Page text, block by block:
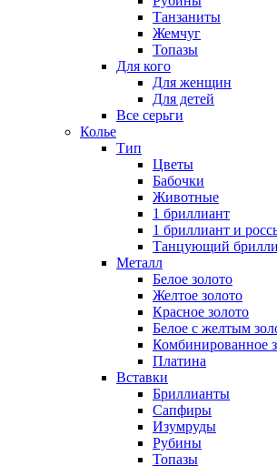
Танзаниты
Жемчуг
Топазы
Для кого
Для женщин
Для детей
Все серьги
Колье
Тип
Цветы
Бабочки
Животные
1 бриллиант
1 бриллиант и
Танцующий
Металл
Белое золото
Желтое золото
Красное золото
Белое с желтым
Комбинированное
Платина
Вставки
Бриллианты
Сапфиры
Изумруды
Рубины
Топазы